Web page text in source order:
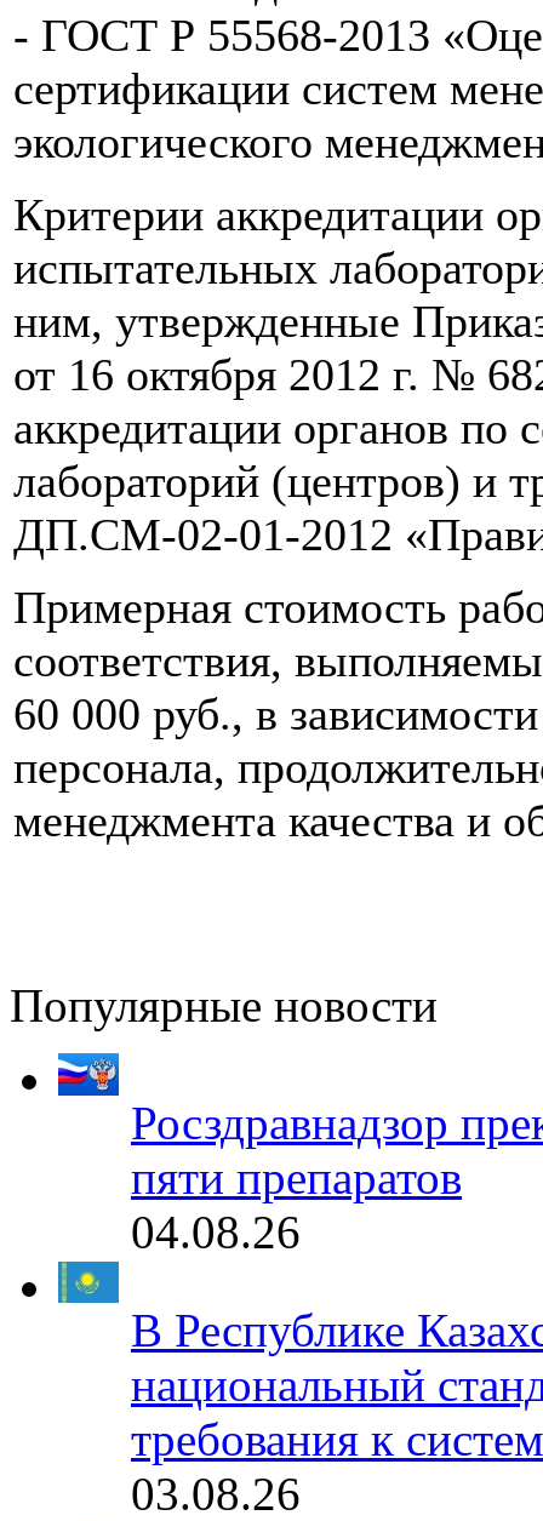
- ГОСТ Р 55568-2013
сертификации систем
экологического
Критерии аккредитации
испытательных
ним, утвержденные
от 16 октября 2012 г. №
аккредитации органов по
лабораторий (центров) и
ДП.СМ-02-01-2012
Примерная стоимость
соответствия,
60 000 руб., в
персонала,
менеджмента качества и
Популярные новости
Росздравнадзор
пяти препаратов
04.08.26
В Республике
национальный
требования к
03.08.26